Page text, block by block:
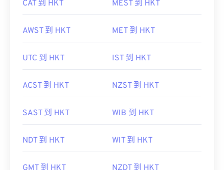
CAT 到 HKT MEST 到 HKT
AWST 到 HKT MET 到 HKT
UTC 到 HKT IST 到 HKT
ACST 到 HKT NZST 到 HKT
SAST 到 HKT WIB 到 HKT
NDT 到 HKT WIT 到 HKT
GMT 到 HKT NZDT 到 HKT